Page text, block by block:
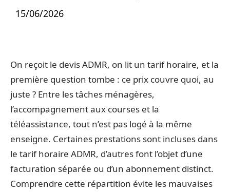
15/06/2026
On reçoit le devis ADMR, on lit un tarif horaire, et la
première question tombe : ce prix couvre quoi, au
juste ? Entre les tâches ménagères,
l’accompagnement aux courses et la
téléassistance, tout n’est pas logé à la même
enseigne. Certaines prestations sont incluses dans
le tarif horaire ADMR, d’autres font l’objet d’une
facturation séparée ou d’un abonnement distinct.
Comprendre cette répartition évite les mauvaises